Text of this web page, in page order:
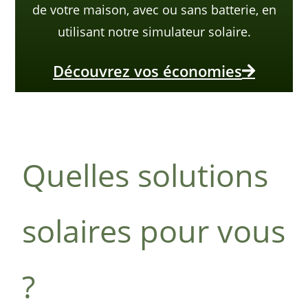
de votre maison, avec ou sans batterie, en
utilisant notre simulateur solaire.
Découvrez vos économies
Quelles solutions
solaires pour vous
?